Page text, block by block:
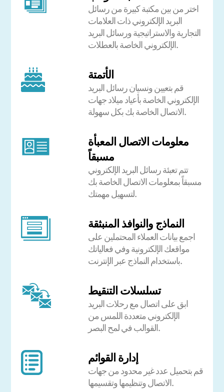
اختر من بين مكتبة كبيرة من رسائل
البريد الإلكتروني ذات العلامات
التجارية والاستراتيجية ورسائل البريد
الإلكتروني الخاصة بالعطلات.
الأتمتة
قم بتعيين ونسيان رسائل البريد
الإلكتروني الخاصة بأعياد ميلاد جهات
الاتصال الخاصة بك بكل سهولة.
معلومات الاتصال المعبأة
مسبقاً
تتم تعبئة رسائل البريد الإلكتروني
مسبقاً بمعلومات الاتصال الخاصة بك
لتسهيل مهمتك.
النماذج والنوافذ المنبثقة
اجمع بيانات العملاء المحتملين على
مواقعك الإلكترونية وفي فعالياتك
باستخدام النماذج عبر الإنترنت.
تسلسلات التنقيط
ابق على اتصال مع رحلات البريد
الإلكتروني متعددة اللمس من
القوالب في لمح البصر.
إدارة القوائم
قم بتحميل عدد غير محدود من جهات
الاتصال وتنظيمها وتقسيمها.